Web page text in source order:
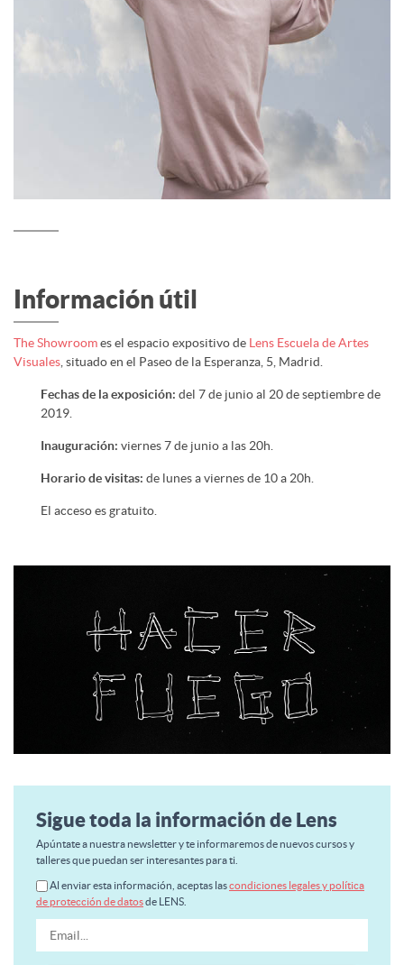
Información útil
The Showroomes el espacio expositivo de Lens Escuela de Artes
Visuales , situado en el Paseo de la Esperanza, 5, Madrid.
Fechas de la exposición: del 7 de junio al 20 de septiembre de
2019.
Inauguración: viernes 7 de junio a las 20h.
Horario de visitas: de lunes a viernes de 10 a 20h.
El acceso es gratuito.
Sigue toda la información de Lens
Apúntate a nuestra newsletter y te informaremos de nuevos cursos y
talleres que puedan ser interesantes para ti.
Al enviar esta información, aceptas lascondiciones legales y política
de protección de datosde LENS.